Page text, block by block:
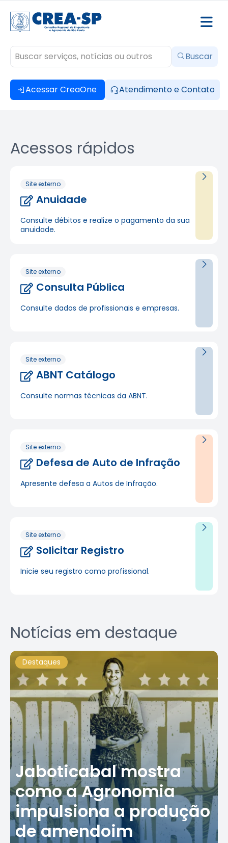
Acessar CreaOne Atendimento e Contato
Buscar
Acessos rápidos
Site externo
Anuidade
Consulte débitos e realize o pagamento da sua
anuidade.
Site externo
Consulta Pública
Consulte dados de profissionais e empresas.
Site externo
ABNT Catálogo
Consulte normas técnicas da ABNT.
Site externo
Defesa de Auto de Infração
Apresente defesa a Autos de Infração.
Site externo
Solicitar Registro
Inicie seu registro como profissional.
Notícias em destaque
Destaques
Jaboticabal mostra
como a Agronomia
impulsiona a produção
de amendoim